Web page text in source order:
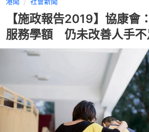
【施政報告2019】協康會
服務學額 仍未改善人手不